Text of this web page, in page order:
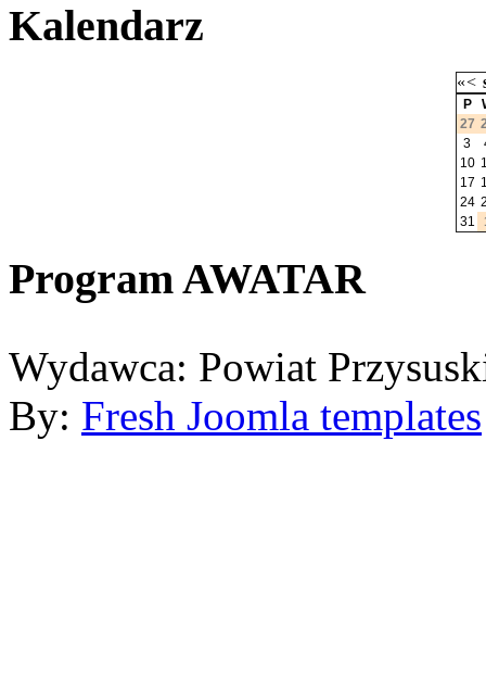
Kalendarz
«<
P
27
3
10
17
24
31
Program AWATAR
Wydawca: Powiat
By: Fresh Joomla templates